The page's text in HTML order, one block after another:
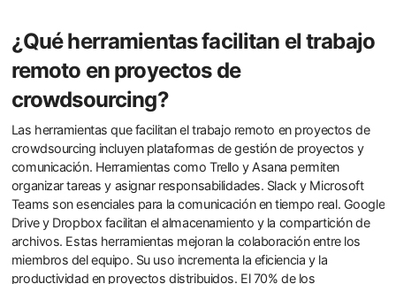
¿Qué herramientas facilitan el trabajo
remoto en proyectos de
crowdsourcing?
Las herramientas que facilitan el trabajo remoto en proyectos de
crowdsourcing incluyen plataformas de gestión de proyectos y
comunicación. Herramientas como Trello y Asana permiten
organizar tareas y asignar responsabilidades. Slack y Microsoft
Teams son esenciales para la comunicación en tiempo real. Google
Drive y Dropbox facilitan el almacenamiento y la compartición de
archivos. Estas herramientas mejoran la colaboración entre los
miembros del equipo. Su uso incrementa la eficiencia y la
productividad en proyectos distribuidos. El 70% de los